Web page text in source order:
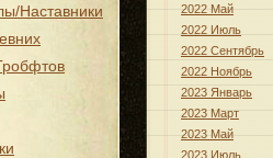
Наставники
2022 Май
2022 Июль
2022 Сентябрь
2022 Ноябрь
2023 Январь
2023 Март
2023 Май
2023 Июль